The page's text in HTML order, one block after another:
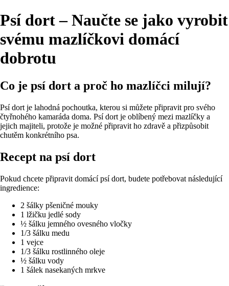
Psí dort – Naučte se jako vyrobit
svému mazlíčkovi domácí
dobrotu
Co je psí dort a proč ho mazlíčci milují?
Psí dort je lahodná pochoutka, kterou si můžete připravit pro svého
čtyřnohého kamaráda doma. Psí dort je oblíbený mezi mazlíčky a
jejich majiteli, protože je možné připravit ho zdravě a přizpůsobit
chutěm konkrétního psa.
Recept na psí dort
Pokud chcete připravit domácí psí dort, budete potřebovat následující
ingredience:
2 šálky pšeničné mouky
1 lžičku jedlé sody
½ šálku jemného ovesného vločky
1/3 šálku medu
1 vejce
1/3 šálku rostlinného oleje
½ šálku vody
1 šálek nasekaných mrkve